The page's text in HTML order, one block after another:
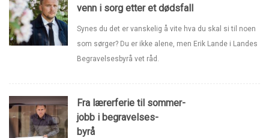
venn i sorg etter et dødsfall
Synes du det er vanskelig å vite hva du skal si til noen
som sørger? Du er ikke alene, men Erik Lande i Landes
Begravelsesbyrå vet råd.
Fra lærerferie til sommer-
jobb i begravelses-
byrå